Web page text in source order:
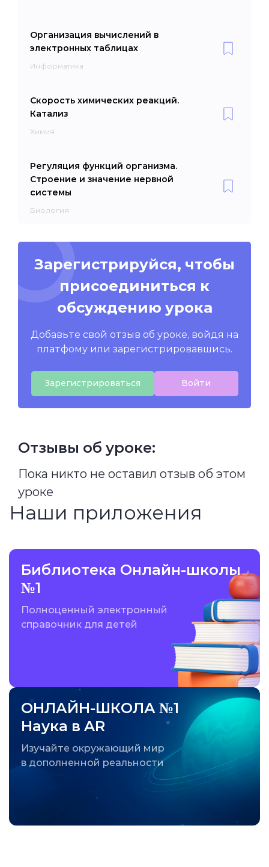
Организация вычислений в
электронных таблицах
Информатика
Скорость химических реакций.
Катализ
Химия
Регуляция функций организма.
Строение и значение нервной
системы
Биология
Зарегистрируйся, чтобы
присоединиться к
обсуждению урока
Добавьте свой отзыв об уроке, войдя на
платфому или зарегистрировавшись.
Зарегистрироваться Войти
Отзывы об уроке:
Пока никто не оставил отзыв об этом
уроке
Наши приложения
Библиотека Онлайн-школы
№1
Полноценный электронный
справочник для детей
ОНЛАЙН-ШКОЛА №1
Наука в AR
Изучайте окружающий мир
в дополненной реальности